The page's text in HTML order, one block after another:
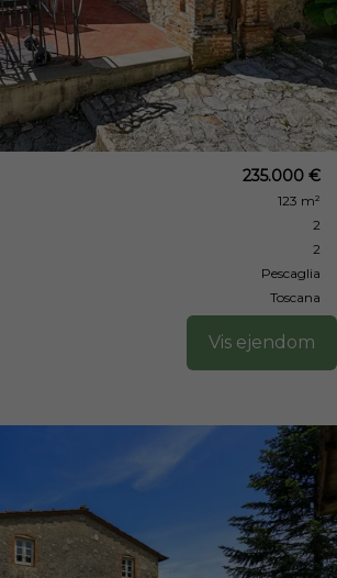
235.000 €
123 m²
2
2
Pescaglia
Toscana
Vis ejendom